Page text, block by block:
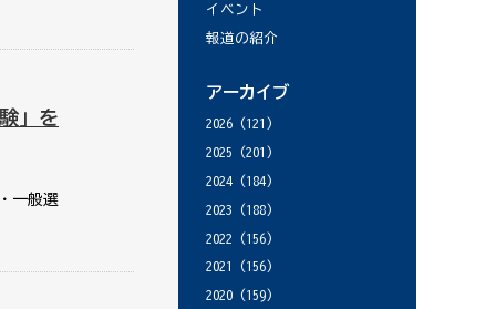
」を
一般選
イベント
報道の紹介
アーカイブ
2026 (121)
2025 (201)
2024 (184)
2023 (188)
2022 (156)
2021
(156)
2020 (159)